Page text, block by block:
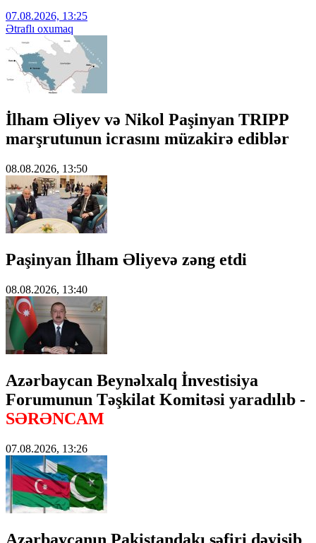
07.08.2026, 13:25
Ətraflı oxumaq
İlham Əliyev və Nikol Paşinyan TRIPP
marşrutunun icrasını müzakirə ediblər
08.08.2026, 13:50
Paşinyan İlham Əliyevə zəng etdi
08.08.2026, 13:40
Azərbaycan Beynəlxalq İnvestisiya
Forumunun Təşkilat Komitəsi yaradılıb -
SƏRƏNCAM
07.08.2026, 13:26
Azərbaycanın Pakistandakı səfiri dəyişib